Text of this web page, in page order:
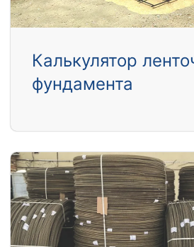
Калькулятор
фундамента